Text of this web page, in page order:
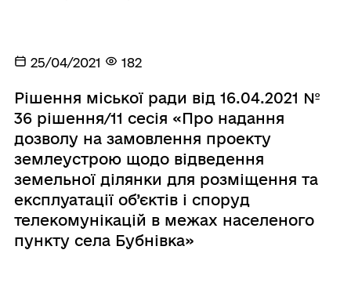
25/04/2021 182
Рішення міської ради від 16.04.2021 №
36 рішення/11 сесія «Про надання
дозволу на замовлення проекту
землеустрою щодо відведення
земельної ділянки для розміщення та
експлуатації об’єктів і споруд
телекомунікацій в межах населеного
пункту села Бубнівка»